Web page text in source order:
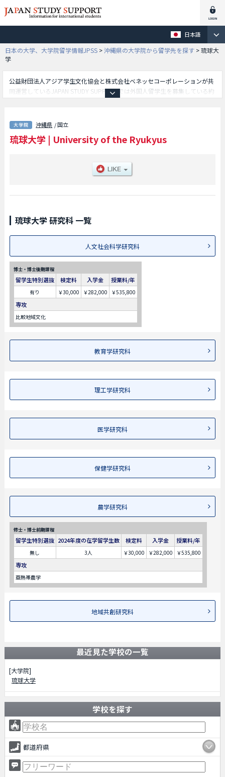
日本語
日本の大学、大学院留学情報JPSS >沖縄県の大学院から留学先を探す >琉球大
学
公益財団法人アジア学生文化協会と株式会社ベネッセコーポレーションが共
同運営しているJAPAN STUDY SUPPORTでは外国人留学生を募集している約
や教育学研究科や理工学研究科や医学研究科や保健学研究科や農学研究科や
地域共創研究科等、研究科別情報や、募集定員や合格者数など入試情報、施
設案内、アクセスなど外国人留学生に必要な情報を掲載しているので是非ご
沖縄県 / 国立
琉球大学 | University of the Ryukyus
琉球大学 研究科 一覧
人文社会科学研究科
博士・博士後期課程
留学生特別選抜 検定料 入学金 授業料/年
有り ￥30,000 ￥282,000 ￥535,800
専攻
比較地域文化
教育学研究科
理工学研究科
医学研究科
保健学研究科
農学研究科
修士・博士前期課程
留学生特別選抜 2024年度の在学留学生数 検定料 入学金 授業料/年
無し 3人 ￥30,000 ￥282,000 ￥535,800
専攻
亜熱帯農学
地域共創研究科
最近見た学校の一覧
[大学院]
琉球大学
学校を探す
都道府県